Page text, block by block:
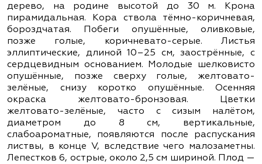
дерево, на родине высотой до 30 м. Крона
пирамидальная. Кора ствола тёмно-коричневая,
бороздчатая. Побеги опушённые, оливковые,
позже голые, коричневато-серые. Листья
эллиптические, длиной 10–25 см, заострённые, с
сердцевидным основанием. Молодые шелковисто
опушённые, позже сверху голые, желтовато-
зелёные, снизу коротко опушённые. Осенняя
окраска желтовато-бронзовая. Цветки
желтовато-зелёные, часто с сизым налётом,
диаметром до 8 см, вертикальные,
слабоароматные, появляются после распускания
листвы, в конце V, вследствие чего малозаметны.
Лепестков 6, острые, около 2,5 см шириной. Плод —